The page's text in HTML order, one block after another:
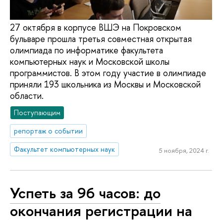
27 октября в корпусе ВШЭ на Покровском
бульваре прошла третья совместная открытая
олимпиада по информатике факультета
компьютерных наук и Московской школы
программистов. В этом году участие в олимпиаде
приняли 193 школьника из Москвы и Московской
области.
Поступающим
репортаж о событии
Факультет компьютерных наук
5 ноября, 2024 г.
Успеть за 96 часов: до
окончания регистрации на